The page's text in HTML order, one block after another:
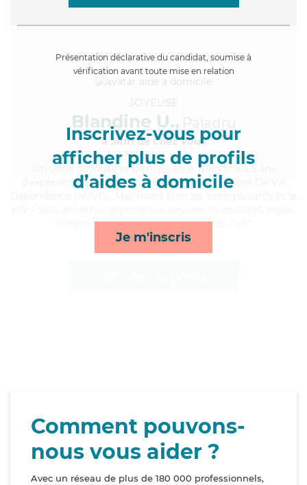
Présentation déclarative du candidat, soumise à
vérification avant toute mise en relation
Inscrivez-vous pour
afficher plus de profils
d’aides à domicile
Je m'inscris
JOYEUSE
Blandine U., Paladru
à 5km de chez Vous
, dévouée et bienveillante, Blandine a 5 ans
d'expérience et possède un diplôme d'Assistante De Vie
toilette/habillage et surveillance de nuit*
Comment pouvons-
nous vous aider ?
Avec un réseau de plus de 180 000 professionnels,